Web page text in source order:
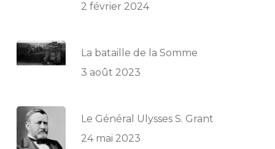
2 février 2024
La bataille de la Somme
3 août 2023
Le Général Ulysses S. Grant
24 mai 2023